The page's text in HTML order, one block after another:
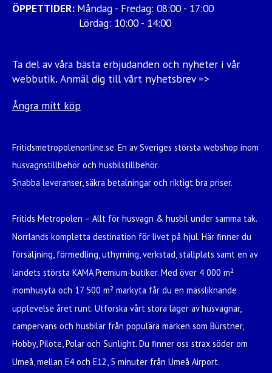
ÖPPETTIDER: Måndag - Fredag: 08:00 - 17:00
Lördag: 10:00 - 14:00
Ta del av våra bästa erbjudanden och nyheter i vår
webbutik.Anmäl dig till vårt nyhetsbrev =>
Ångra mitt köp
Fritidsmetropolenonline.se. En av Sveriges största webshop inom
husvagnstillbehör och husbilstillbehör.
Snabba leveranser, säkra betalningar och riktigt bra priser.
Fritids Metropolen – Allt för husvagn & husbil under samma tak.
Norrlands kompletta destination för livet på hjul. Här finner du
försäljning, förmedling, uthyrning, verkstad, ställplats samt en av
landets största KAMA Premium-butiker. Med över 4 000 m²
inomhusyta och 17 500 m² markyta får du en mässliknande
upplevelse året runt. Utforska vårt stora lager av husvagnar,
campervans och husbilar från populära märken som Bürstner,
Hobby, Pilote, Polar och Sunlight. Du finner oss strax söder om
Umeå, mellan E4 och E12, 5 minuter från Umeå Airport.